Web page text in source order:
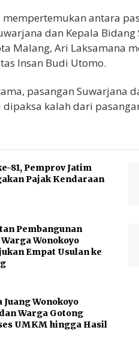
antara
dan Kepala
Malang, Ari Laksamana
Insan Budi Utomo.
pasangan Suwarjana
dipaksa kalah dari
81, Pemprov Jatim
Pajak Kendaraan
Pembangunan
Wonokoyo
Empat Usulan ke
Juang Wonokoyo
Warga Gotong
UMKM hingga Hasil